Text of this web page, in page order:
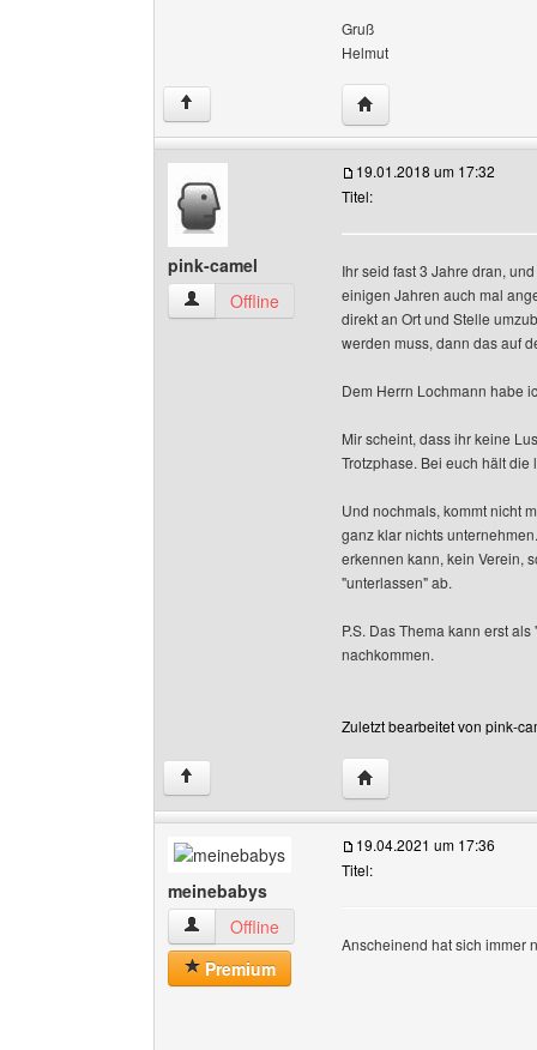
Gruß
Helmut
↑ Website dieses
pink-camel
pink-camel Benutzer-Profile anzeigen
Offline
19.01.2018 um 17:32
Titel:
Ihr seid fast 3 Jahre dran,
einigen Jahren auch mal
direkt an Ort und Stelle
werden muss, dann das auf
Dem Herrn Lochmann habe
Mir scheint, dass ihr keine
Trotzphase. Bei euch hält
Und nochmals, kommt nicht
ganz klar nichts
erkennen kann, kein Verein,
"unterlassen" ab.
P.S. Das Thema kann erst
nachkommen.
Zuletzt bearbeitet von pink-
↑ Website dieses
meinebabys
meinebabys Benutzer-Profile anzeigen
Offline
Premium
19.04.2021 um 17:36
Titel:
Anscheinend hat sich immer